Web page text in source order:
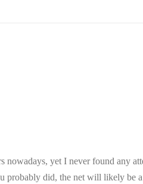
nowadays, yet I never found any
probably did, the net will likely be